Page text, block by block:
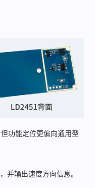
功能定位更偏向通用型
并输出速度方向信息。